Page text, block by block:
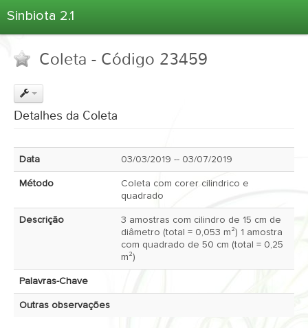
Sinbiota 2.1
Informações Ambientais
Coletas
Atlas 2.1
Sobre o Sinbiota
Coleta - Código 23459
Detalhes da Coleta
Data 03/03/2019 -- 03/07/2019
Método
Coleta com corer cilindrico e
quadrado
Descrição
3 amostras com cilindro de 15 cm de
diâmetro (total = 0,053 m²) 1 amostra
com quadrado de 50 cm (total = 0,25
m²)
Palavras-Chave
Outras observações